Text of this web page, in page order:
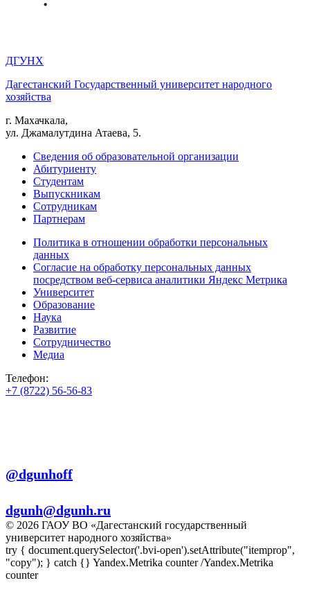
ДГУНХ
Дагестанский Государственный университет народного
хозяйства
г. Махачкала,
ул. Джамалутдина Атаева, 5.
Сведения об образовательной организации
Абитуриенту
Студентам
Выпускникам
Сотрудникам
Партнерам
Политика в отношении обработки персональных
данных
Согласие на обработку персональных данных
посредством веб-сервиса аналитики Яндекс Метрика
Университет
Образование
Наука
Развитие
Сотрудничество
Медиа
Телефон:
+7 (8722) 56-56-83
@dgunhoff
dgunh@dgunh.ru
© 2026 ГАОУ ВО «Дагестанский государственный
университет народного хозяйства»
try { document.querySelector('.bvi-open').setAttribute("itemprop",
"copy"); } catch {} Yandex.Metrika counter/Yandex.Metrika
counter